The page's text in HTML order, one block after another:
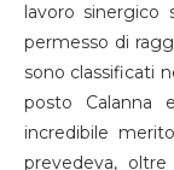
lavoro sinergico
permesso di
sono classificati
posto Calanna
incredibile
prevedeva,